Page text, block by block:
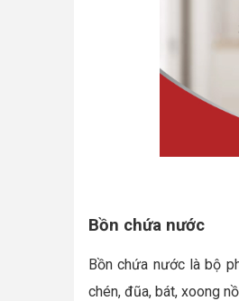
Bồn chứa nước
Bồn chứa nước là bộ
chén, đũa, bát, xoong